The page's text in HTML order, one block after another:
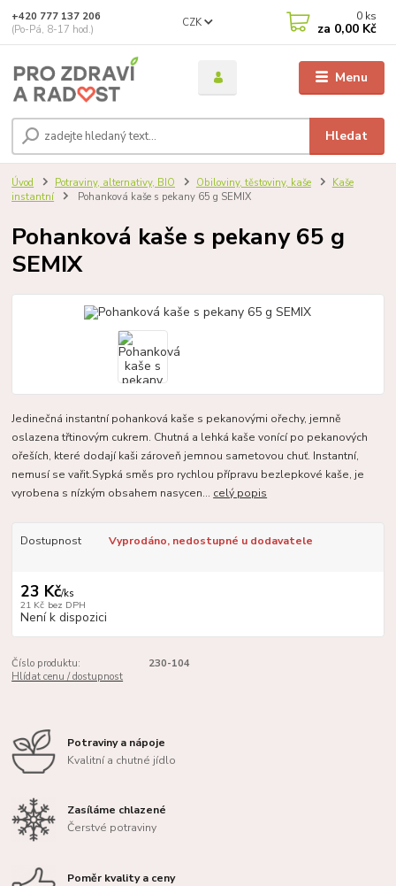
Menu
CZK
Hledat
+420 777 137 206
(Po-Pá, 8-17 hod.)
0 ks
za 0,00 Kč
Úvod Potraviny, alternativy, BIO Obiloviny, těstoviny, kaše
Kaše
instantní
Pohanková kaše s pekany 65 g SEMIX
Pohanková kaše s pekany 65 g
SEMIX
Jedinečná instantní pohanková kaše s pekanovými ořechy, jemně
oslazena třtinovým cukrem. Chutná a lehká kaše vonící po pekanových
ořeších, které dodají kaši zároveň jemnou sametovou chuť. Instantní,
nemusí se vařit.Sypká směs pro rychlou přípravu bezlepkové kaše, je
vyrobena s nízkým obsahem nasycen... celý popis
Dostupnost Vyprodáno, nedostupné u dodavatele
23 Kč/ks
21 Kč bez DPH
Není k dispozici
Číslo produktu:
230-104
Hlídat cenu / dostupnost
Potraviny a nápoje
Kvalitní a chutné jídlo
Zasíláme chlazené
Čerstvé potraviny
Poměr kvality a ceny